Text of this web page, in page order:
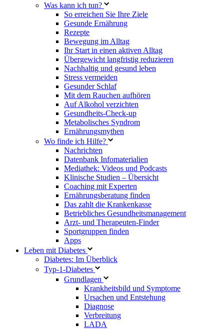
Was kann ich tun?
So erreichen Sie Ihre Ziele
Gesunde Ernährung
Rezepte
Bewegung im Alltag
Ihr Start in einen aktiven Alltag
Übergewicht langfristig reduzieren
Nachhaltig und gesund leben
Stress vermeiden
Gesunder Schlaf
Mit dem Rauchen aufhören
Auf Alkohol verzichten
Gesundheits-Check-up
Metabolisches Syndrom
Ernährungsmythen
Wo finde ich Hilfe?
Nachrichten
Datenbank Infomaterialien
Mediathek: Videos und Podcasts
Klinische Studien – Übersicht
Coaching mit Experten
Ernährungsberatung finden
Das zahlt die Krankenkasse
Betriebliches Gesundheitsmanagement
Arzt- und Therapeuten-Finder
Sportgruppen finden
Apps
Leben mit Diabetes
Diabetes: Im Überblick
Typ-1-Diabetes
Grundlagen
Krankheitsbild und Symptome
Ursachen und Entstehung
Diagnose
Verbreitung
LADA